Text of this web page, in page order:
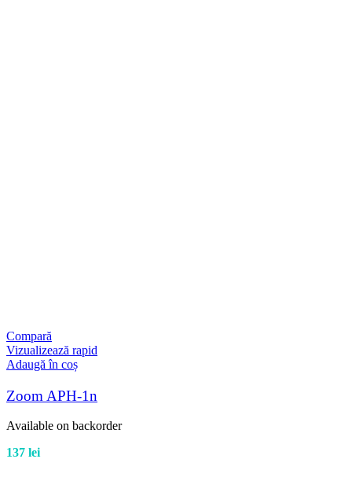
Compară
Vizualizează rapid
Adaugă în coș
Zoom APH-1n
Available on backorder
137 lei